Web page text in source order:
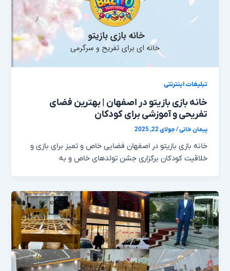
تبلیغات اینترنتی
خانه بازی بازیتو در اصفهان | بهترین فضای
تفریحی و آموزشی برای کودکان
پیمان خانی/جولای 22, 2025
خانه بازی بازیتو در اصفهان فضایی خاص و تمیز برای بازی و
خلاقیت کودکان برگزاری جشن تولدهای خاص و به